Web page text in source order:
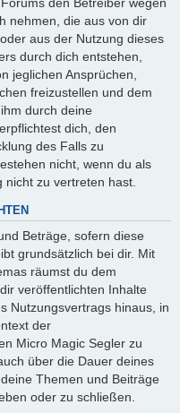
nehmen, die aus von dir
aus der Nutzung dieses
durch dich entstehen,
jeglichen Ansprüchen,
freizustellen und dem
durch deine
dich, den
des Falls zu
nicht, wenn du als
zu vertreten hast.
Beträge, sofern diese
grundsätzlich bei dir. Mit
räumst du dem
veröffentlichten Inhalte
Nutzungsvertrags hinaus, in
der
Micro Magic Segler zu
über die Dauer deines
Themen und Beiträge
oder zu schließen.